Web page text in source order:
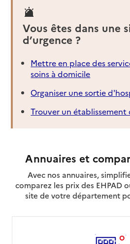
Vous êtes dans une
d’urgence ?
Mettre en place des
soins à domicile
Organiser une sortie
Trouver un établissement
Annuaires et
Avec nos annuaires,
comparez les prix des EHPAD
site de votre département